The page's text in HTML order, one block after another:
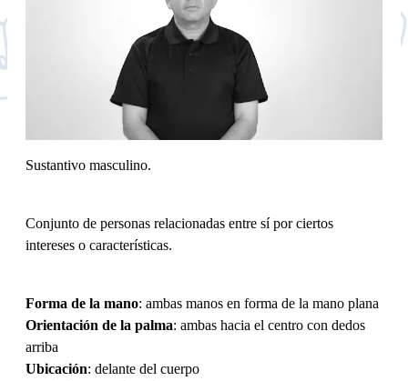
Sustantivo masculino.
Conjunto de personas relacionadas entre sí por ciertos
intereses o características.
Forma de la mano: ambas manos en forma de la mano plana
Orientación de la palma: ambas hacia el centro con dedos
arriba
Ubicación: delante del cuerpo